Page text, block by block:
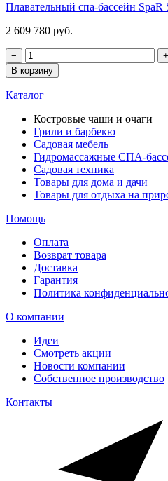
Плавательный спа-бассейн SpaR
2 609 780 руб.
−
+
В корзину
Каталог
Костровые чаши и очаги
Грили и барбекю
Садовая мебель
Гидромассажные СПА-
Садовая техника
Товары для дома и дачи
Товары для отдыха на
Помощь
Оплата
Возврат товара
Доставка
Гарантия
Политика
О компании
Идеи
Смотреть акции
Новости компании
Собственное производство
Контакты